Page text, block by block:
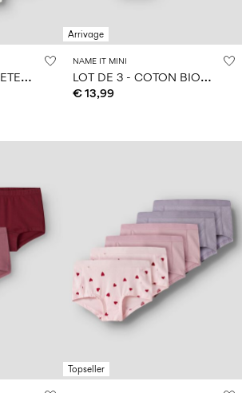
L
OT DE 4 TOP À BRETELLES
Arrivage
NAME IT MINI
L
OT DE 3 - COTON BIOLOGIQUE HIPSTER
€ 13,99
Topseller